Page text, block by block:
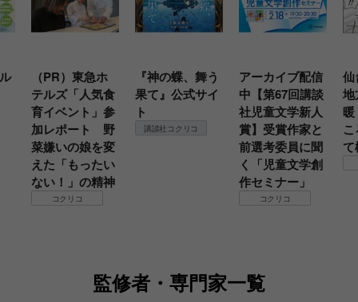
（PR）東急ホ
テルズ「人気食
育イベント」参
加レポート 野
菜嫌いの娘を変
えた「もったい
ない！」の精神
コクリコ
『神の蝶、舞う
果て』公式サイ
ト
講談社コクリコ
アーカイブ配信
中【第67回講談
社児童文学新人
賞】受賞作家と
前選考委員に聞
く「児童文学創
作セミナー」
コクリコ
仙
地
監修者・専門家一覧